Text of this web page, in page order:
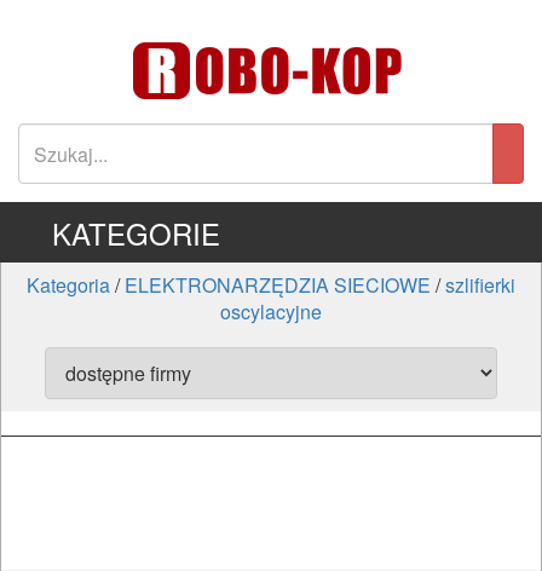
KATEGORIE
Kategoria/ELEKTRONARZĘDZIA SIECIOWE /szlifierki
oscylacyjne